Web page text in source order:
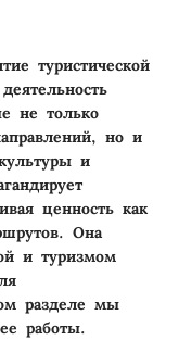
туристической
не только
но и
и
ценность как
Она
и туризмом
разделе мы
работы.